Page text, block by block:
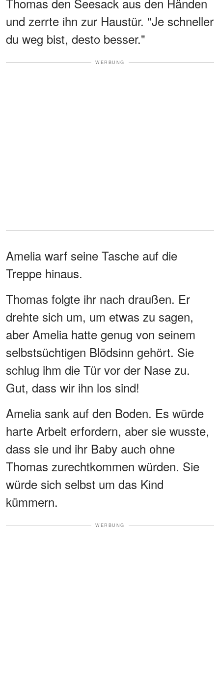
und zerrte ihn zur Haustür. "Je schneller
du weg bist, desto besser."
WERBUNG
Amelia warf seine Tasche auf die
Treppe hinaus.
Thomas folgte ihr nach draußen. Er
drehte sich um, um etwas zu sagen,
aber Amelia hatte genug von seinem
selbstsüchtigen Blödsinn gehört. Sie
schlug ihm die Tür vor der Nase zu.
Gut, dass wir ihn los sind!
Amelia sank auf den Boden. Es würde
harte Arbeit erfordern, aber sie wusste,
dass sie und ihr Baby auch ohne
Thomas zurechtkommen würden. Sie
würde sich selbst um das Kind
kümmern.
WERBUNG